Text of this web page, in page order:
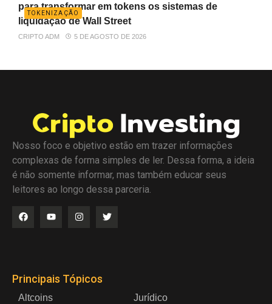
TOKENIZAÇÃO
para transformar em tokens os sistemas de
liquidação de Wall Street
CRIPTO ADM 5 DE AGOSTO DE 2026
Nosso foco e objetivo estão em trazer informações
complexas de forma simples de ler. Dessa forma, a ideia
é não somente informar, mas também educar seus
leitores ao longo dessa parceria.
Principais Tópicos
Altcoins
Jurídico